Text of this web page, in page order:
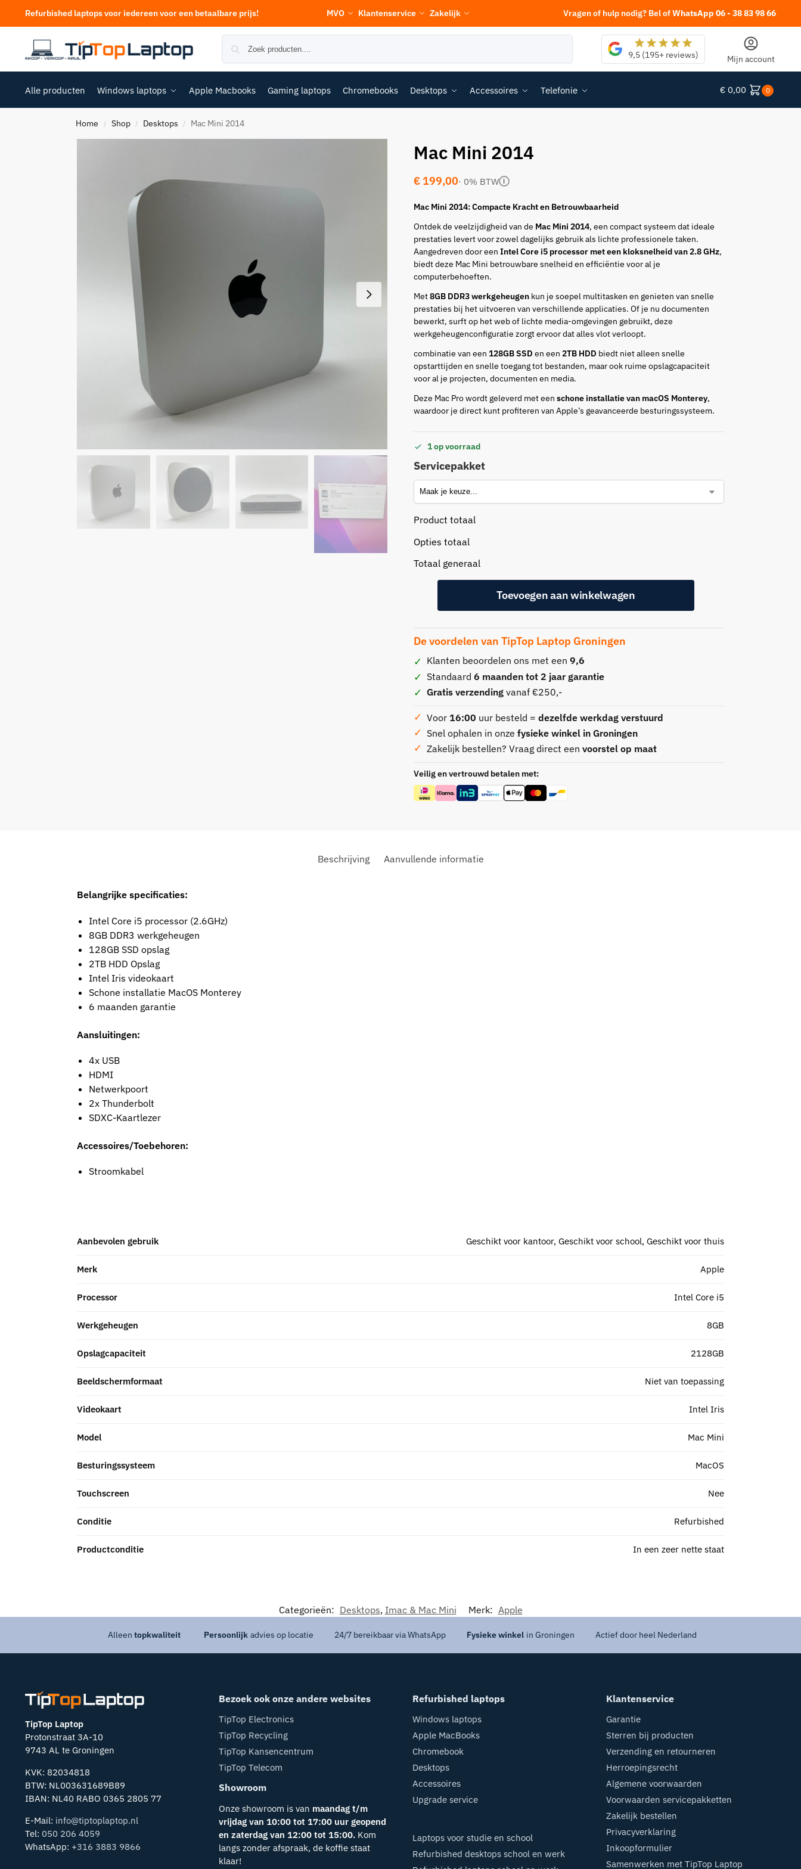
Refurbished laptops voor iedereen voor een betaalbare prijs! MVO Klantenservice Zakelijk Vragen of hulp nodig? Bel ofWhatsApp 06 - 38 83 98 66
9,5 (195+ reviews) Mijn account
Alle producten Windows laptops Apple Macbooks Gaming laptops Chromebooks Desktops Accessoires Telefonie € 0,00 0
Home / Shop / Desktops / Mac Mini 2014
Mac Mini 2014
€199,00· 0% BTW i
Mac Mini 2014: Compacte Kracht en Betrouwbaarheid
Ontdek de veelzijdigheid van de Mac Mini 2014, een compact systeem dat ideale
prestaties levert voor zowel dagelijks gebruik als lichte professionele taken.
Aangedreven door een Intel Core i5 processor met een kloksnelheid van 2.8 GHz,
biedt deze Mac Mini betrouwbare snelheid en efficiëntie voor al je
computerbehoeften.
Met8GB DDR3 werkgeheugenkun je soepel multitasken en genieten van snelle
prestaties bij het uitvoeren van verschillende applicaties. Of je nu documenten
bewerkt, surft op het web of lichte media-omgevingen gebruikt, deze
werkgeheugenconfiguratie zorgt ervoor dat alles vlot verloopt.
combinatie van een 128GB SSD en een 2TB HDD biedt niet alleen snelle
opstarttijden en snelle toegang tot bestanden, maar ook ruime opslagcapaciteit
voor al je projecten, documenten en media.
Deze Mac Pro wordt geleverd met een schone installatie van macOS Monterey,
waardoor je direct kunt profiteren van Apple’s geavanceerde besturingssysteem.
1 op voorraad
Servicepakket
Product totaal
Opties totaal
Totaal generaal
Toevoegen aan winkelwagen
De voordelen van TipTop Laptop Groningen
Klanten beoordelen ons met een 9,6
Standaard 6 maanden tot 2 jaar garantie
Gratis verzendingvanaf €250,-
Voor 16:00 uur besteld = dezelfde werkdag verstuurd
Snel ophalen in onze fysieke winkel in Groningen
Zakelijk bestellen? Vraag direct een voorstel op maat
Veilig en vertrouwd betalen met:
Beschrijving Aanvullende informatie
Belangrijke specificaties:
Intel Core i5 processor (2.6GHz)
8GB DDR3 werkgeheugen
128GB SSD opslag
2TB HDD Opslag
Intel Iris videokaart
Schone installatie MacOS Monterey
6 maanden garantie
Aansluitingen:
4x USB
HDMI
Netwerkpoort
2x Thunderbolt
SDXC-Kaartlezer
Accessoires/Toebehoren:
Stroomkabel
Aanbevolen gebruik Geschikt voor kantoor, Geschikt voor school, Geschikt voor thuis
Merk Apple
Processor Intel Core i5
Werkgeheugen 8GB
Opslagcapaciteit 2128GB
Beeldschermformaat Niet van toepassing
Videokaart Intel Iris
Model Mac Mini
Besturingssysteem MacOS
Touchscreen Nee
Conditie Refurbished
Productconditie In een zeer nette staat
Categorieën: Desktops, Imac & Mac Mini Merk: Apple
Alleen topkwaliteit Persoonlijk advies op locatie 24/7 bereikbaar via WhatsApp Fysieke winkel in Groningen Actief door heel Nederland
TipTop Laptop
Protonstraat 3A-10
9743 AL te Groningen
KVK: 82034818
BTW: NL003631689B89
IBAN: NL40 RABO 0365 2805 77
E-Mail: info@tiptoplaptop.nl
Tel: 050 206 4059
WhatsApp: +316 3883 9866
Bezoek ook onze andere websites
TipTop Electronics
TipTop Recycling
TipTop Kansencentrum
TipTop Telecom
Showroom
Onze showroom is van maandag t/m
vrijdag van 10:00 tot 17:00 uur geopend
en zaterdag van 12:00 tot 15:00.Kom
langs zonder afspraak, de koffie staat
klaar!
Refurbished laptops
Windows laptops
Apple MacBooks
Chromebook
Desktops
Accessoires
Upgrade service
Laptops voor studie en school
Refurbished desktops school en werk
Klantenservice
Garantie
Sterren bij producten
Verzending en retourneren
Herroepingsrecht
Algemene voorwaarden
Voorwaarden servicepakketten
Zakelijk bestellen
Privacyverklaring
Inkoopformulier
Samenwerken met TipTop Laptop